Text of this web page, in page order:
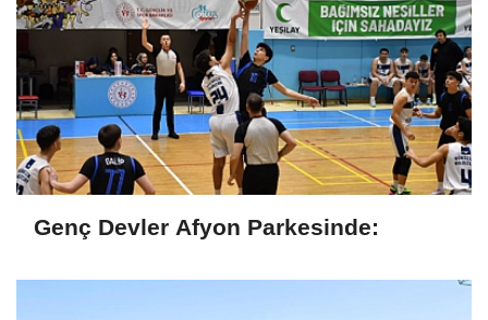
Genç Devler Afyon Parkesinde: